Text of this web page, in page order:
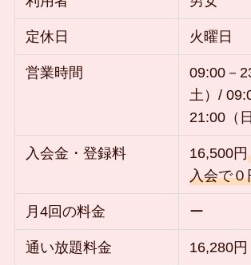
定休日 火曜日
営業時間
09:00－
土）/
21:00（日
入会金・登録料 16,500円
入会で０
月4回の料金 ー
通い放題料金 16,280円